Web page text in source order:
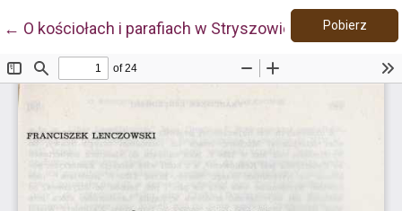
← Wróć do szczegółów artykułu
O kościołach i parafiach w Stryszowie i Zakrzowie
Pobierz